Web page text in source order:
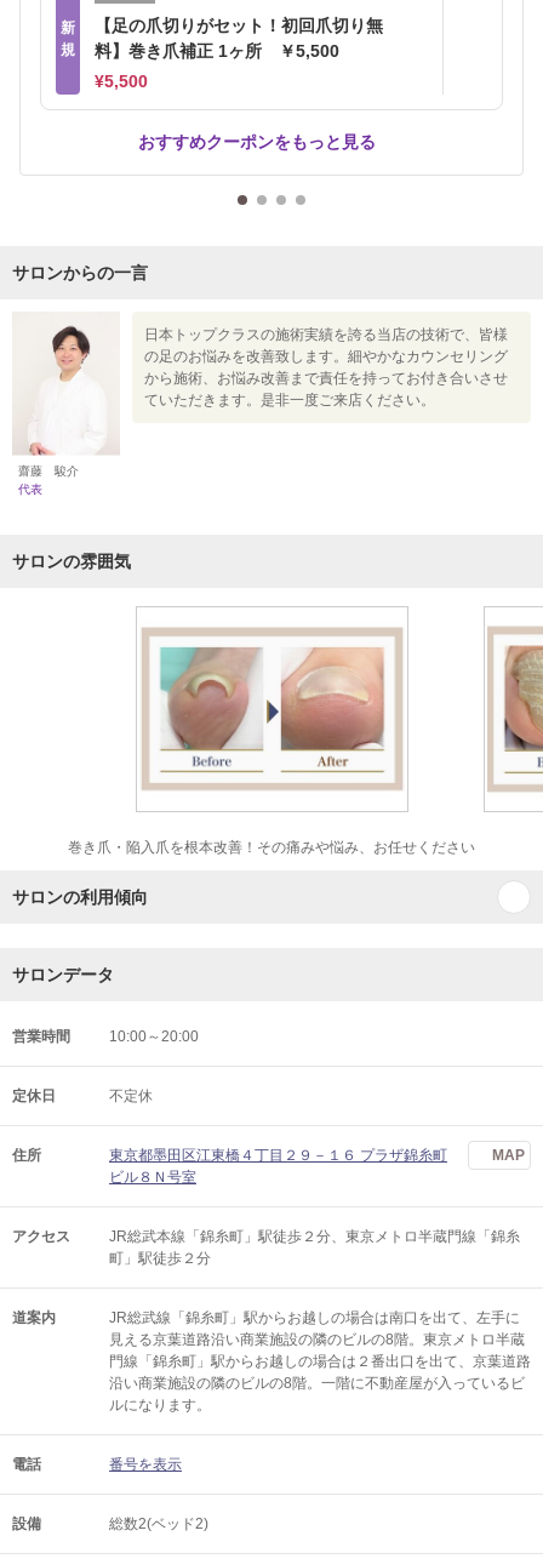
新
規
【足の爪切りがセット！初回爪切り無
料】巻き爪補正 1ヶ所 ￥5,500
¥5,500
おすすめクーポンをもっと見る
サロンからの一言
齋藤 駿介
代表
日本トップクラスの施術実績を誇る当店の技術で、皆様
の足のお悩みを改善致します。細やかなカウンセリング
から施術、お悩み改善まで責任を持ってお付き合いさせ
ていただきます。是非一度ご来店ください。
サロンの雰囲気
巻き爪・陥入爪を根本改善！その痛みや悩み、お任せください
サロンの利用傾向
サロンデータ
営業時間 10:00～20:00
定休日 不定休
住所
東京都墨田区江東橋４丁目２９－１６ プラザ錦糸町
ビル８Ｎ号室
MAP
アクセス
JR総武本線「錦糸町」駅徒歩２分、東京メトロ半蔵門線「錦糸
町」駅徒歩２分
道案内
JR総武線「錦糸町」駅からお越しの場合は南口を出て、左手に
見える京葉道路沿い商業施設の隣のビルの8階。東京メトロ半蔵
門線「錦糸町」駅からお越しの場合は２番出口を出て、京葉道路
沿い商業施設の隣のビルの8階。一階に不動産屋が入っているビ
ルになります。
電話 番号を表示
設備 総数2(ベッド2)